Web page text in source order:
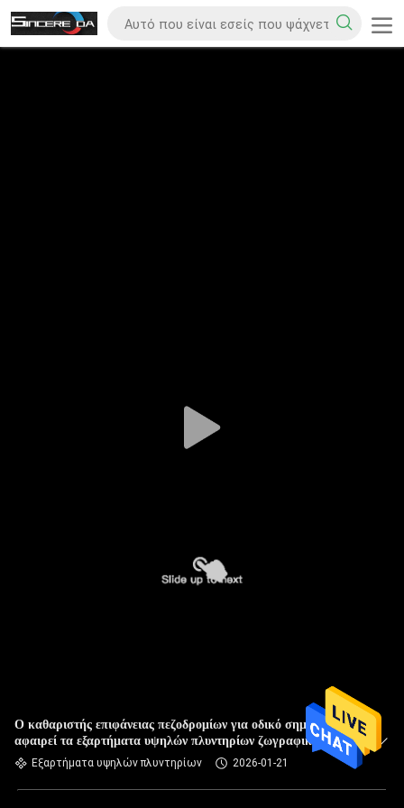
Ο καθαριστής επιφάνειας πεζοδρομίων για οδικό σημάδι
αφαιρεί τα εξαρτήματα υψηλών πλυντηρίων ζωγραφικής
Εξαρτήματα υψηλών πλυντηρίων 2026-01-21